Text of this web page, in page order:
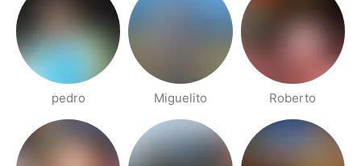
pedro Miguelito Roberto